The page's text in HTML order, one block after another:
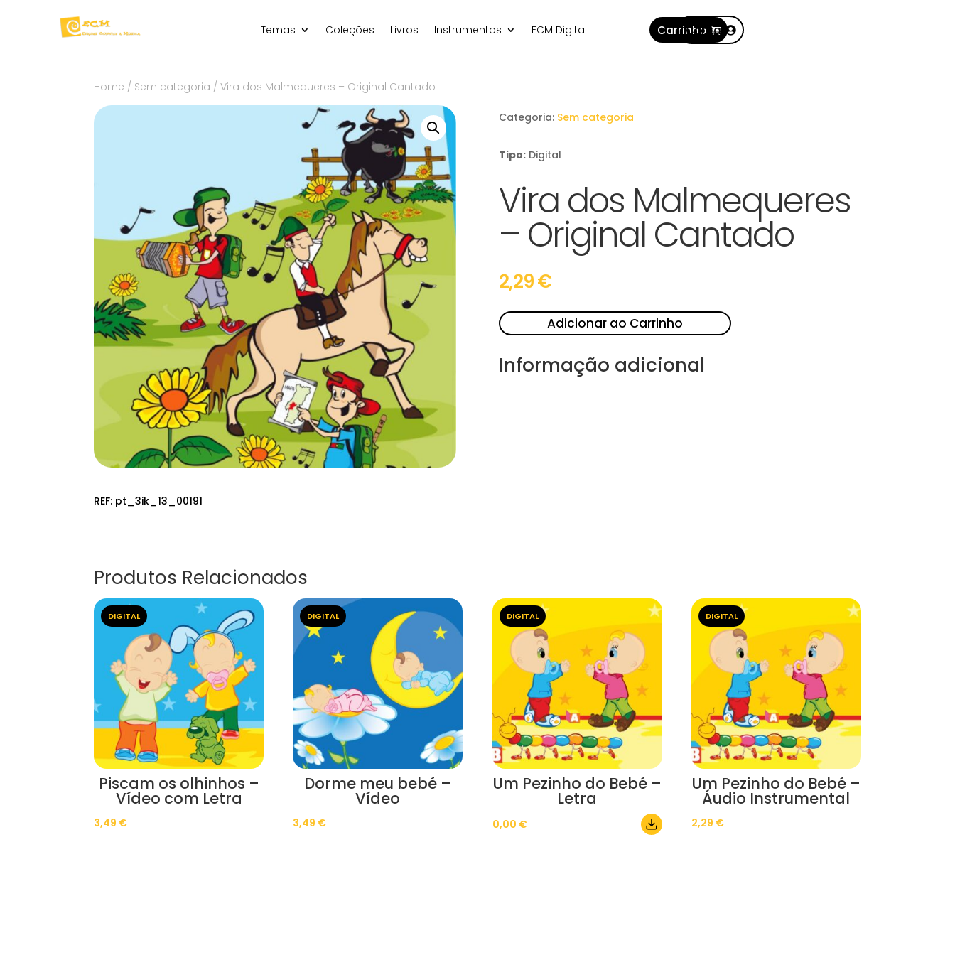
Temas Coleções Livros Instrumentos ECM Digital Carrinho
Conta
Home / Sem categoria / Vira dos Malmequeres – Original Cantado
REF: pt_3ik_13_00191
Categoria: Sem categoria
Tipo: Digital
Vira dos Malmequeres
– Original Cantado
2,29€
Adicionar ao Carrinho
Informação adicional
Produtos Relacionados
DIGITAL
Piscam os olhinhos –
Vídeo com Letra
3,49 €
DIGITAL
Dorme meu bebé –
Vídeo
3,49 €
DIGITAL
Um Pezinho do Bebé –
Letra
0,00 €
DIGITAL
Um Pezinho do Bebé –
Áudio Instrumental
2,29 €